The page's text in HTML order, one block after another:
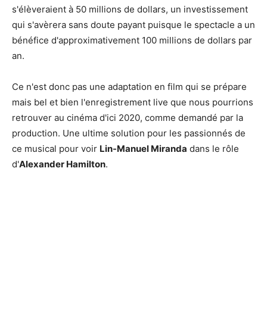
s'élèveraient à 50 millions de dollars, un investissement
qui s'avèrera sans doute payant puisque le spectacle a un
bénéfice d'approximativement 100 millions de dollars par
an.
Ce n'est donc pas une adaptation en film qui se prépare
mais bel et bien l'enregistrement live que nous pourrions
retrouver au cinéma d'ici 2020, comme demandé par la
production. Une ultime solution pour les passionnés de
ce musical pour voir Lin-Manuel Miranda dans le rôle
d'Alexander Hamilton.